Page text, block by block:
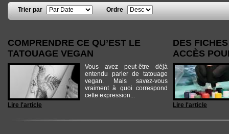
Trier par Ordre
COMPRENDRE CE QU’EST LE
TATOUAGE VEGAN
Vous avez peut-être déjà
entendu parler de tatouage
vegan. Mais savez-vous
vraiment à quoi correspond
cette expression...
Lire l'article
DES
ACCÈS
Lire l'article